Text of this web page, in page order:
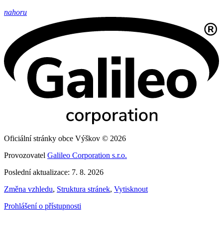
nahoru
Oficiální stránky obce Výškov © 2026
Provozovatel Galileo Corporation s.r.o.
Poslední aktualizace: 7. 8. 2026
Změna vzhledu, Struktura stránek, Vytisknout
Prohlášení o přístupnosti